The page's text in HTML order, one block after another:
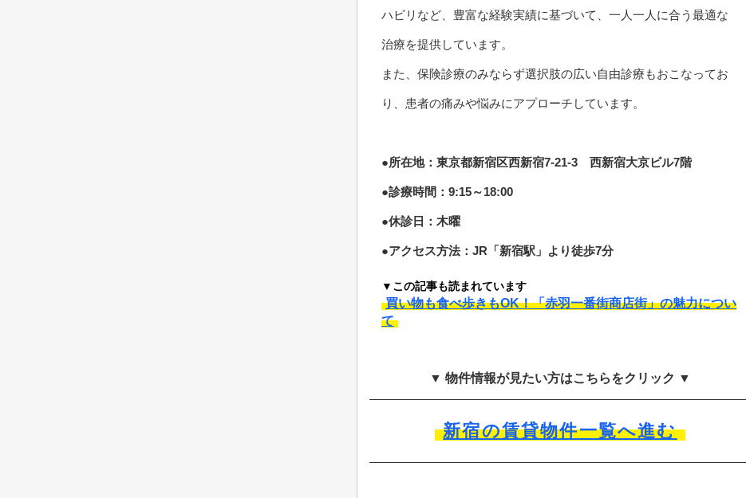
ハビリなど、豊富な経験実績に基づいて、一人一人に合う最適な
治療を提供しています。
また、保険診療のみならず選択肢の広い自由診療もおこなってお
り、患者の痛みや悩みにアプローチしています。
●所在地：東京都新宿区西新宿7-21-3 西新宿大京ビル7階
●診療時間：9:15～18:00
●休診日：木曜
●アクセス方法：JR「新宿駅」より徒歩7分
▼この記事も読まれています
買い物も食べ歩きもOK！「赤羽一番街商店街」の魅力につい
て
▼ 物件情報が見たい方はこちらをクリック ▼
新宿の賃貸物件一覧へ進む